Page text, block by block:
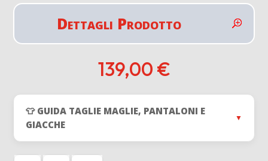
Dettagli Prodotto
139,00 €
👕 GUIDA TAGLIE MAGLIE, PANTALONI E
GIACCHE
▼